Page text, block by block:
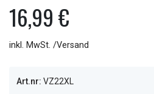
16,99 €
inkl. MwSt. /Versand
Art.nr: VZ22XL